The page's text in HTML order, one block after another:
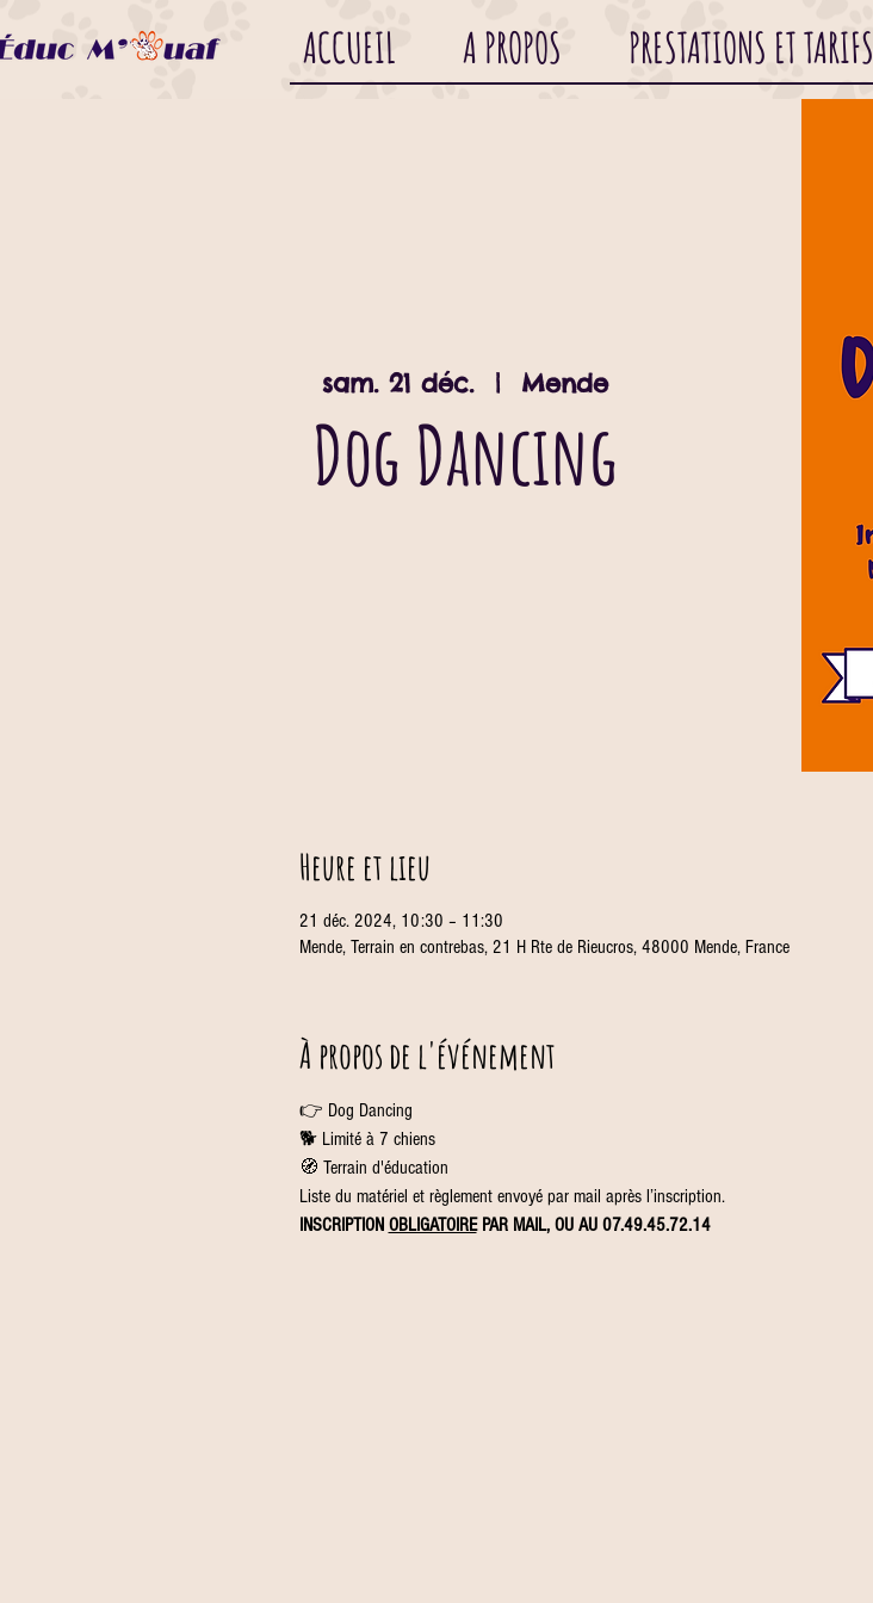
ACCUEIL A PROPOS PRESTATIONS ET TARIFS
sam. 21 déc.
  |
Mende
Dog Dancing
Heure et lieu
21 déc. 2024, 10:30 – 11:30
Mende, Terrain en contrebas, 21 H Rte de Rieucros, 48000 Mende, France
À propos de l'événement
👉 Dog Dancing
🐕 Limité à 7 chiens
🧭 Terrain d'éducation
Liste du matériel et règlement envoyé par mail après l’inscription.
INSCRIPTION OBLIGATOIRE PAR MAIL, OU AU 07.49.45.72.14